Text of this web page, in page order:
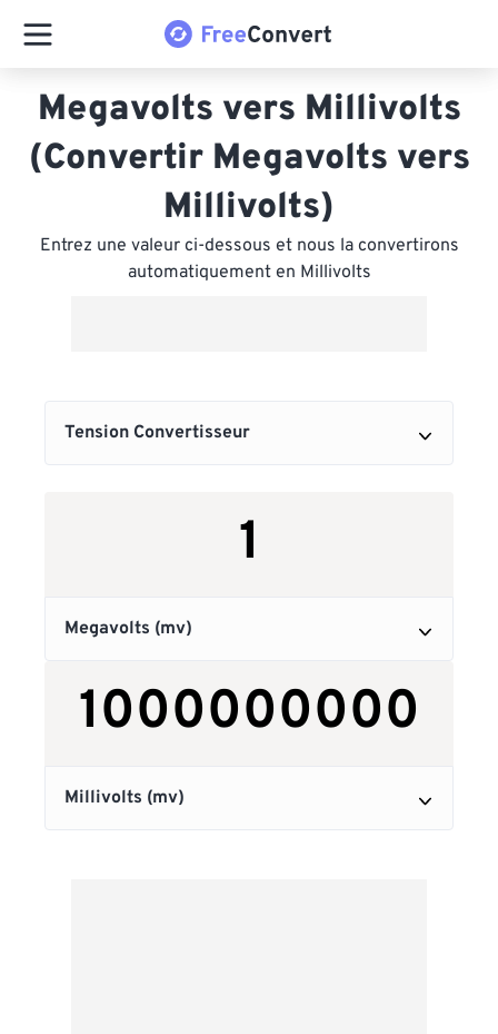
Megavolts vers Millivolts
(Convertir Megavolts vers
Millivolts)
Entrez une valeur ci-dessous et nous la convertirons
automatiquement en Millivolts